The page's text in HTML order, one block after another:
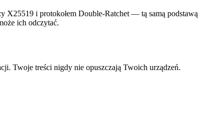
i protokołem Double-Ratchet — tą samą podstawą
ich odczytać.
Twoje treści nigdy nie opuszczają Twoich urządzeń.